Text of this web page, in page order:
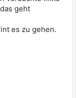
geht
es zu gehen.